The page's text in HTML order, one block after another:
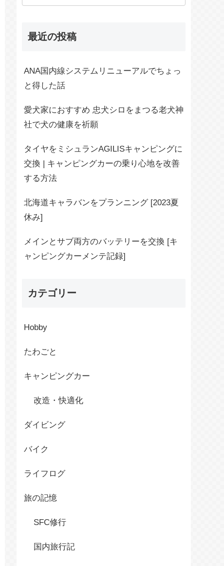
最近の投稿
ANA国内線システムリニューアルでちょっ
と得した話
愛犬家におすすめ 忠犬シロをまつる老犬神
社で犬の健康を祈願
タイヤをミシュランAGILISキャンピングに
交換 | キャンピングカーの乗り心地を改善
する方法
北海道キャラバンをプランニング [2023夏
休み]
メインとサブ両方のバッテリーを交換 [キ
ャンピングカーメンテ記録]
カテゴリー
Hobby
たわごと
キャンピングカー
改造・快適化
ダイビング
バイク
ライフログ
旅の記憶
SFC修行
国内旅行記